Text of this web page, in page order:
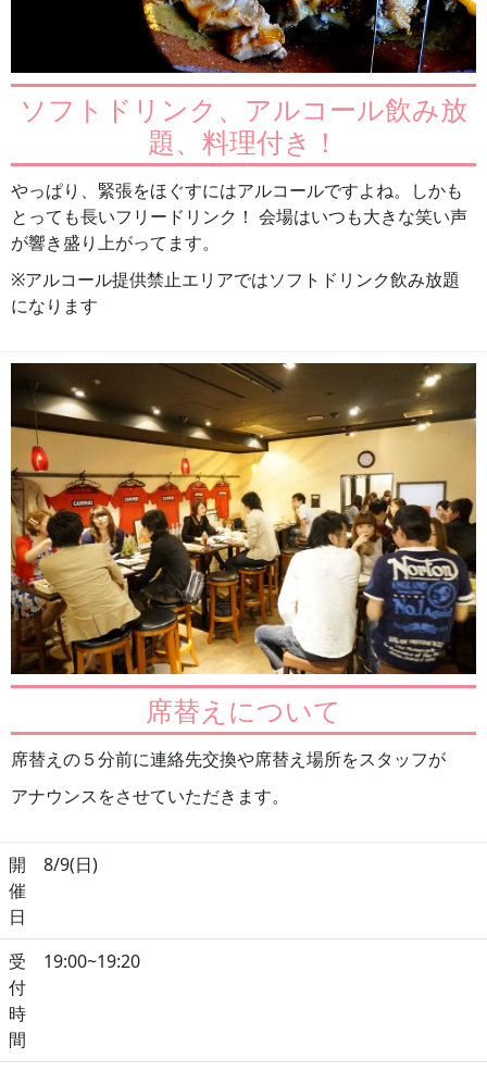
ソフトドリンク、アルコール飲み放
題、料理付き！
やっぱり、緊張をほぐすにはアルコールですよね。しかも
とっても長いフリードリンク！ 会場はいつも大きな笑い声
が響き盛り上がってます。
※アルコール提供禁止エリアではソフトドリンク飲み放題
になります
席替えについて
席替えの５分前に連絡先交換や席替え場所をスタッフが
アナウンスをさせていただきます。
開
催
日
8/9(日)
受
付
時
間
19:00~19:20